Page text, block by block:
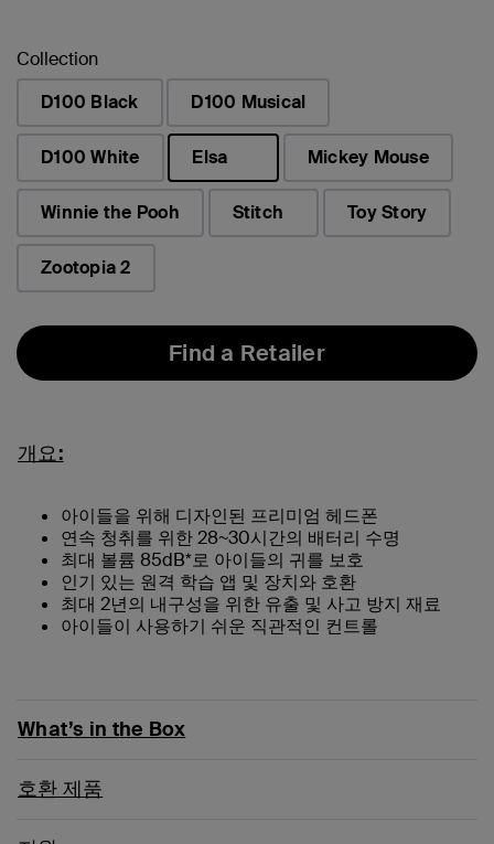
Collection
D100 Black
D100 Musical
D100 White
Elsa
선택됨
Mickey Mouse
Winnie the Pooh Stitch Toy Story
Zootopia 2
Find a Retailer
개요:
아이들을 위해 디자인된 프리미엄 헤드폰
연속 청취를 위한 28~30시간의 배터리 수명
최대 볼륨 85dB*로 아이들의 귀를 보호
인기 있는 원격 학습 앱 및 장치와 호환
최대 2년의 내구성을 위한 유출 및 사고 방지 재료
아이들이 사용하기 쉬운 직관적인 컨트롤
What’s in the Box
호환 제품